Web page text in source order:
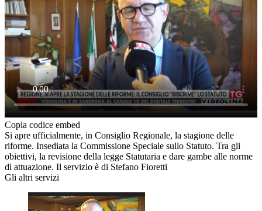
Copia codice embed
Si apre ufficialmente, in Consiglio Regionale, la stagione delle
riforme. Insediata la Commissione Speciale sullo Statuto. Tra gli
obiettivi, la revisione della legge Statutaria e dare gambe alle norme
di attuazione. Il servizio è di Stefano Fioretti
Gli altri servizi